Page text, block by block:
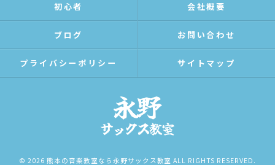
初心者 会社概要
ブログ お問い合わせ
プライバシーポリシー サイトマップ
© 2026 熊本の音楽教室なら永野サックス教室 ALL RIGHTS RESERVED.